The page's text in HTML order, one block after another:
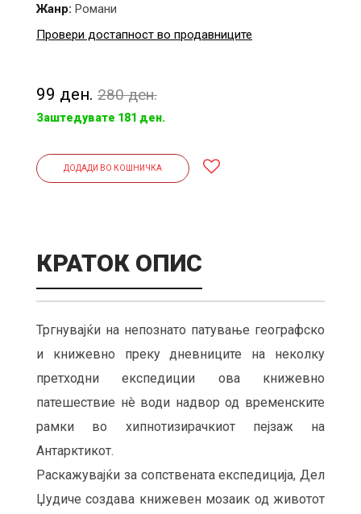
Жанр: Романи
Провери достапност во продавниците
99 ден. 280 ден.
Заштедувате 181 ден.
ДОДАДИ ВО КОШНИЧКА
КРАТОК ОПИС
Тргнувајќи на непознато патување географско
и книжевно преку дневниците на неколку
претходни експедиции ова книжевно
патешествие нè води надвор од временските
рамки во хипнотизирачкиот пејзаж на
Антарктикот.
Раскажувајќи за сопствената експедиција, Дел
Џудиче создава книжевен мозаик од животот